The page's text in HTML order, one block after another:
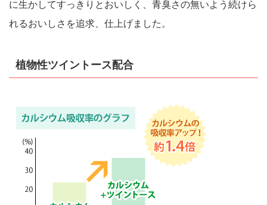
に生かしてすっきりとおいしく、青臭さの無いよう続けら
れるおいしさを追求、仕上げました。
植物性ツイントース配合